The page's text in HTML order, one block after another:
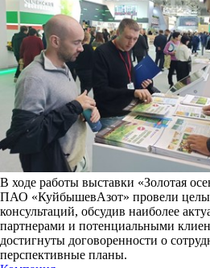
В ходе работы выставки «Золотая
ПАО «КуйбышевАзот» провели
консультаций, обсудив наиболее
партнерами и потенциальными
достигнуты договоренности о
перспективные планы.